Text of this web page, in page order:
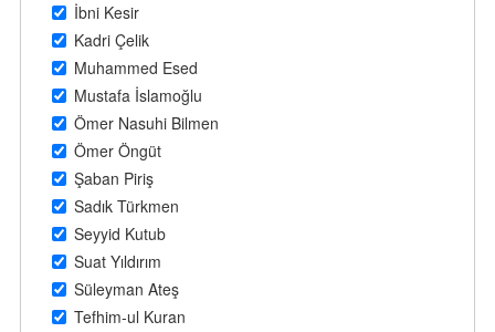
İbni Kesir
Kadri Çelik
Muhammed Esed
Mustafa İslamoğlu
Ömer Nasuhi Bilmen
Ömer Öngüt
Şaban Piriş
Sadık Türkmen
Seyyid Kutub
Suat Yıldırım
Süleyman Ateş
Tefhim-ul Kuran